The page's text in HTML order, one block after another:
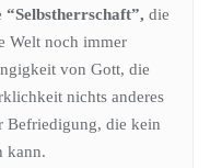
“Selbstherrschaft”, die
Welt noch immer
von Gott, die
nichts anderes
Befriedigung, die kein
kann.